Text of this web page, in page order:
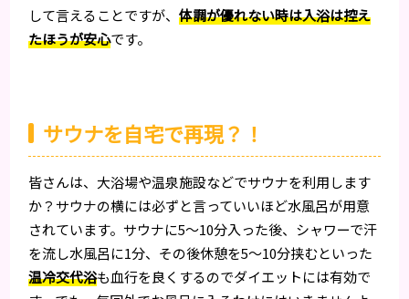
して言えることですが、体調が優れない時は入浴は控え
たほうが安心です。
サウナを自宅で再現？！
皆さんは、大浴場や温泉施設などでサウナを利用します
か？サウナの横には必ずと言っていいほど水風呂が用意
されています。サウナに5〜10分入った後、シャワーで汗
を流し水風呂に1分、その後休憩を5〜10分挟むといった
温冷交代浴も血行を良くするのでダイエットには有効で